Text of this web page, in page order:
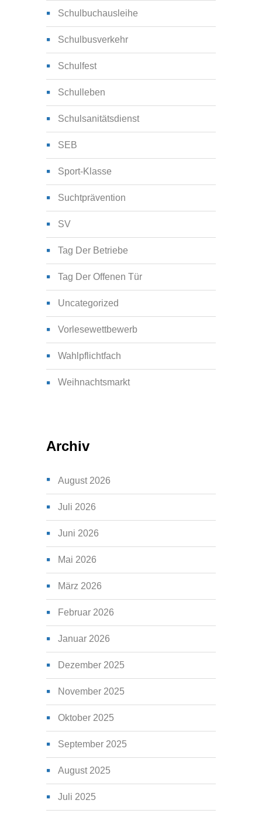
Schulbuchausleihe
Schulbusverkehr
Schulfest
Schulleben
Schulsanitätsdienst
SEB
Sport-Klasse
Suchtprävention
SV
Tag Der Betriebe
Tag Der Offenen Tür
Uncategorized
Vorlesewettbewerb
Wahlpflichtfach
Weihnachtsmarkt
Archiv
August 2026
Juli 2026
Juni 2026
Mai 2026
März 2026
Februar 2026
Januar 2026
Dezember 2025
November 2025
Oktober 2025
September 2025
August 2025
Juli 2025